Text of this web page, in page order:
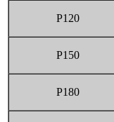
P120
P150
P180